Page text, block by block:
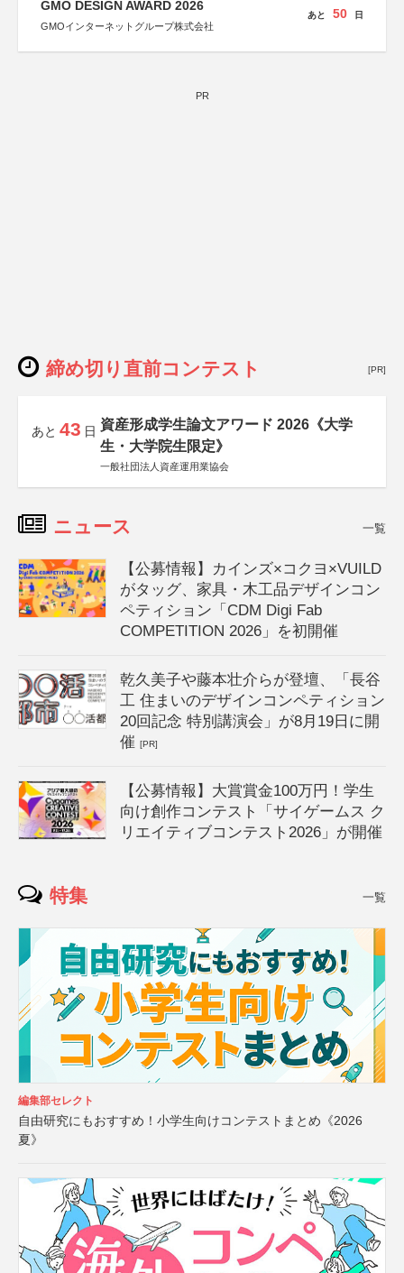
GMO DESIGN AWARD 2026
GMOインターネットグループ株式会社
あと 50 日
PR
締め切り直前コンテスト [PR]
あと 43 日 資産形成学生論文アワード 2026《大学
生・大学院生限定》
一般社団法人資産運用業協会
ニュース 一覧
【公募情報】カインズ×コクヨ×VUILD
がタッグ、家具・木工品デザインコン
ペティション「CDM Digi Fab
COMPETITION 2026」を初開催
乾久美子や藤本壮介らが登壇、「長谷
工 住まいのデザインコンペティション
20回記念 特別講演会」が8月19日に開
催[PR]
【公募情報】大賞賞金100万円！学生
向け創作コンテスト「サイゲームス ク
リエイティブコンテスト2026」が開催
特集 一覧
編集部セレクト
自由研究にもおすすめ！小学生向けコンテストまとめ《2026
夏》